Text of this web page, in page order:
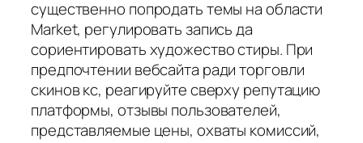
существенно попродать темы на области
Market, регулировать запись да
сориентировать художество стиры. При
предпочтении вебсайта ради торговли
скинов кс, реагируйте сверху репутацию
платформы, отзывы пользователей,
представляемые цены, охваты комиссий,